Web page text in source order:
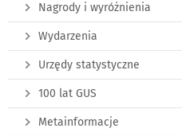
Nagrody i wyróżnienia
Wydarzenia
Urzędy statystyczne
100 lat GUS
Metainformacje